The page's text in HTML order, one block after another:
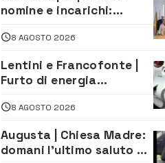
nomine e incarichi:
di Sanità pubblica,
Legale
8 AGOSTO 2026
Lentini e Francofonte |
Furto di energia
persone
8 AGOSTO 2026
Augusta | Chiesa Madre:
domani l’ultimo saluto ad